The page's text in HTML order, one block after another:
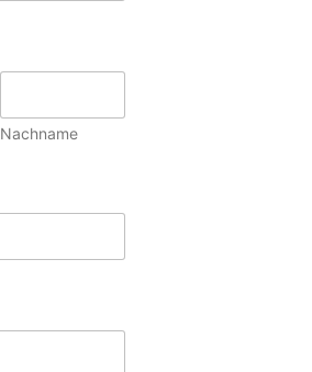
Nachname